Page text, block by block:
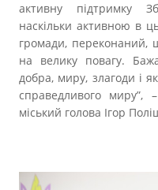
активну підтримку
наскільки активною в
громади, переконаний,
на велику повагу.
добра, миру, злагоди і
справедливого миру”,
міський голова Ігор